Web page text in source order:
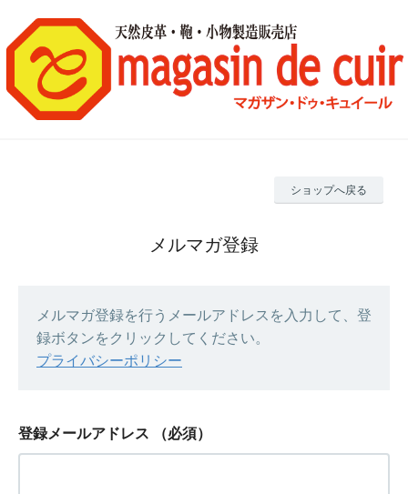
ショップへ戻る
メルマガ登録
メルマガ登録を行うメールアドレスを入力して、登
録ボタンをクリックしてください。
プライバシーポリシー
登録メールアドレス （必須）